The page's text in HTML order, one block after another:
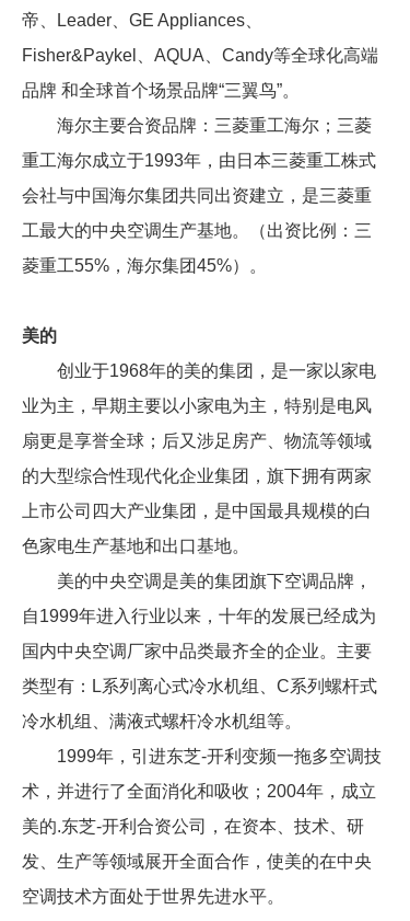
帝、Leader、GE Appliances、
Fisher&Paykel、AQUA、Candy等全球化高端
品牌 和全球首个场景品牌“三翼鸟”。
海尔主要合资品牌：三菱重工海尔；三菱
重工海尔成立于1993年，由日本三菱重工株式
会社与中国海尔集团共同出资建立，是三菱重
工最大的中央空调生产基地。（出资比例：三
菱重工55%，海尔集团45%）。
美的
创业于1968年的美的集团，是一家以家电
业为主，早期主要以小家电为主，特别是电风
扇更是享誉全球；后又涉足房产、物流等领域
的大型综合性现代化企业集团，旗下拥有两家
上市公司四大产业集团，是中国最具规模的白
色家电生产基地和出口基地。
美的中央空调是美的集团旗下空调品牌，
自1999年进入行业以来，十年的发展已经成为
国内中央空调厂家中品类最齐全的企业。主要
类型有：L系列离心式冷水机组、C系列螺杆式
冷水机组、满液式螺杆冷水机组等。
1999年，引进东芝-开利变频一拖多空调技
术，并进行了全面消化和吸收；2004年，成立
美的.东芝-开利合资公司，在资本、技术、研
发、生产等领域展开全面合作，使美的在中央
空调技术方面处于世界先进水平。